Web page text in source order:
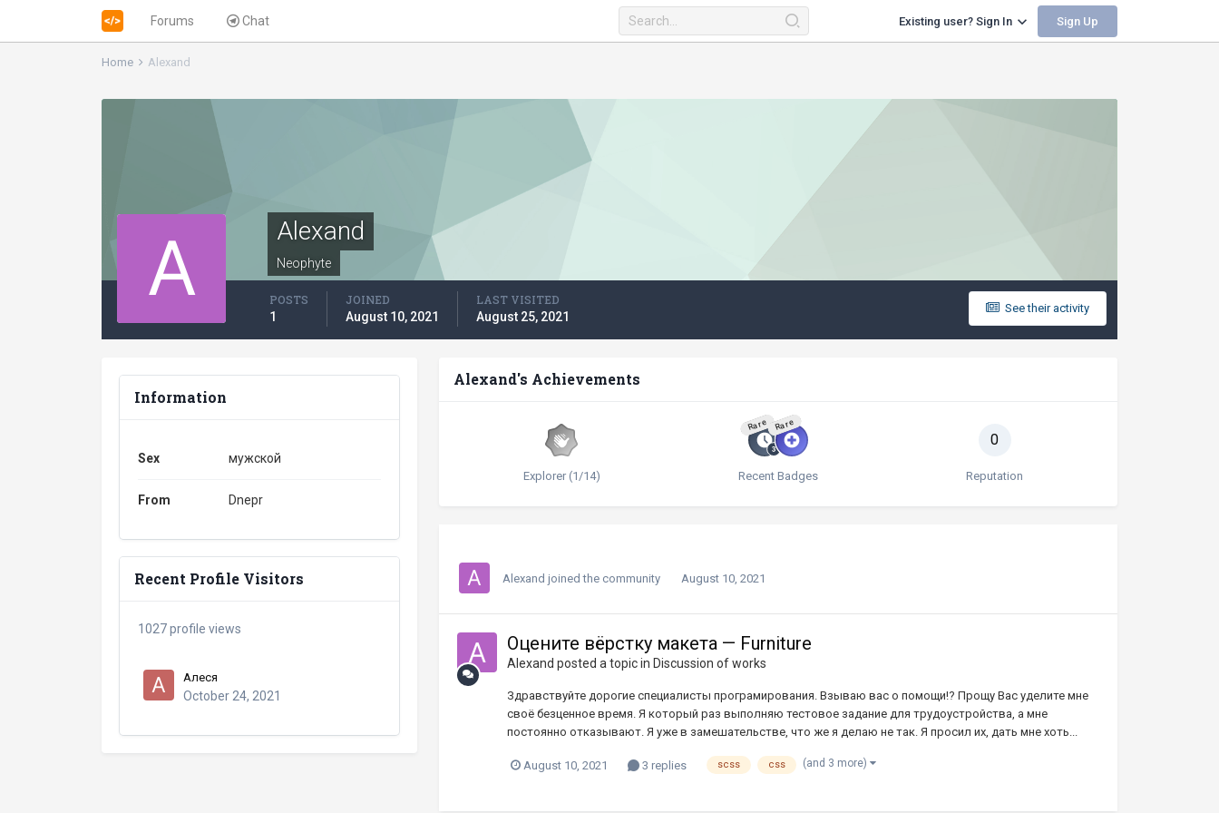
Forums Chat Existing user? Sign In Sign Up
Home Alexand
Alexand
Neophyte
See their activity
POSTS
1
JOINED
August 10, 2021
LAST VISITED
August 25, 2021
Information
Sex мужской
From Dnepr
Recent Profile Visitors
1027 profile views
Алеся
October 24, 2021
Alexand's Achievements
Explorer (1/14)
Rare Rare
Recent Badges
0
Reputation
Alexand joined the community August 10, 2021
Оцените вёрстку макета — Furniture
Alexand posted a topic in Discussion of works
Здравствуйте дорогие специалисты програмирования. Взываю вас о помощи!? Прощу Вас уделите мне
своё безценное время. Я который раз выполняю тестовое задание для трудоустройства, а мне
постоянно отказывают. Я уже в замешательстве, что же я делаю не так. Я просил их, дать мне хоть...
August 10, 2021 3 replies scss css (and 3 more)